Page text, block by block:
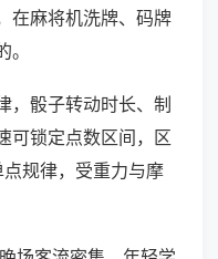
在麻将机洗牌、码牌
，骰子转动时长、制
可锁定点数区间，区
规律，受重力与摩